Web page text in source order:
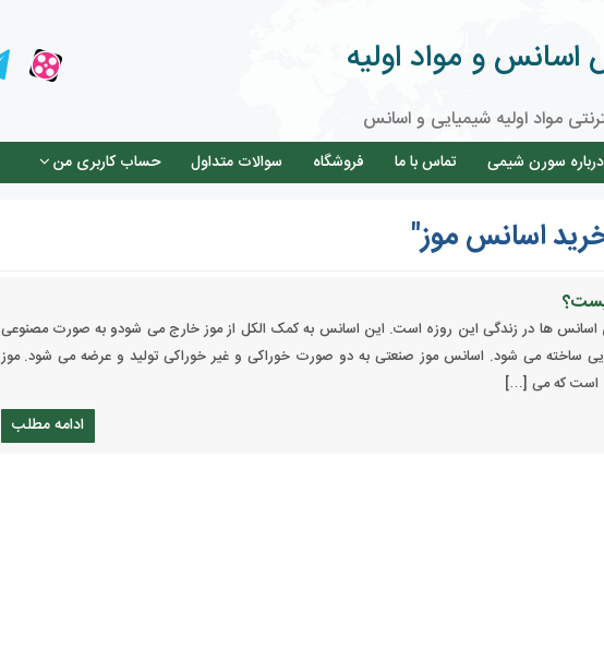
اسانس و مواد اولیه
مواد اولیه شیمیایی و اسانس
درباره سورن شیمی تماس با ما فروشگاه سوالات متداول حساب کاربری من
اسانس موز"
اسانس ها در زندگی این روزه است. این اسانس به کمک الکل از موز خارج می شودو به صورت مصنوعی
ساخته می شود. اسانس موز صنعتی به دو صورت خوراکی و غیر خوراکی تولید و عرضه می شود. موز
است که می […]
ادامه مطلب